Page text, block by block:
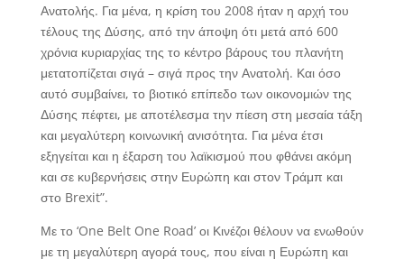
Ανατολής. Για μένα, η κρίση του 2008 ήταν η αρχή του
τέλους της Δύσης, από την άποψη ότι μετά από 600
χρόνια κυριαρχίας της το κέντρο βάρους του πλανήτη
μετατοπίζεται σιγά – σιγά προς την Ανατολή. Και όσο
αυτό συμβαίνει, το βιοτικό επίπεδο των οικονομιών της
Δύσης πέφτει, με αποτέλεσμα την πίεση στη μεσαία τάξη
και μεγαλύτερη κοινωνική ανισότητα. Για μένα έτσι
εξηγείται και η έξαρση του λαϊκισμού που φθάνει ακόμη
και σε κυβερνήσεις στην Ευρώπη και στον Τράμπ και
στο Brexit”.
Με το ‘One Belt One Road’ οι Κινέζοι θέλουν να ενωθούν
με τη μεγαλύτερη αγορά τους, που είναι η Ευρώπη και